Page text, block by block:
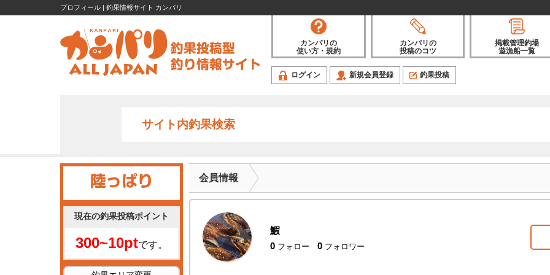
プロフィール | 釣果情報サイト カンパリ
カンパリの
使い方・規約
カンパリの
投稿のコツ
掲載管理釣場
遊漁船一覧
ログイン 新規会員登録 釣果投稿
サイト内釣果検索
現在の釣果投稿ポイント
300~10ptです。
会員情報
鰕
0 フォロー 0 フォロワー